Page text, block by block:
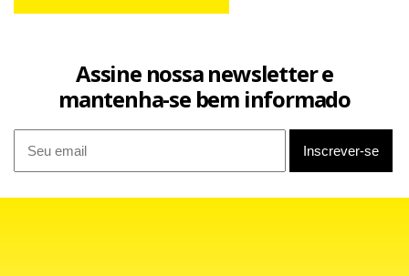
Assine nossa newsletter e
mantenha-se bem informado